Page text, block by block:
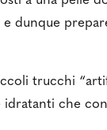
dunque
trucchi
che